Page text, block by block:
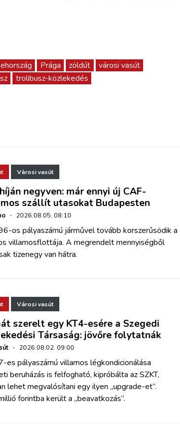
Prága zöldút
városi vasút
trolibusz-közlekedés
Városi vasút
negyven: már ennyi új CAF-
szállít utasokat Budapesten
· 2026.08.05. 08:10
os pályaszámú járművel tovább korszerűsödik a
villamosflottája. A megrendelt mennyiségből
tizenegy van hátra.
Városi vasút
szerelt egy KT4-esére a Szegedi
Társaság: jövőre folytatnák
· 2026.08.02. 09:00
es pályaszámú villamos légkondicionálása
beruházás is felfogható, kipróbálta az SZKT,
lehet megvalósítani egy ilyen „upgrade-et”.
forintba került a „beavatkozás”.